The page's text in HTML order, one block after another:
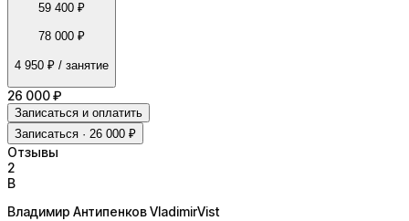
59 400 ₽
78 000 ₽
4 950 ₽ / занятие
26 000 ₽
Записаться и оплатить
Записаться · 26 000 ₽
Отзывы
2
В
Владимир Антипенков VladimirVist